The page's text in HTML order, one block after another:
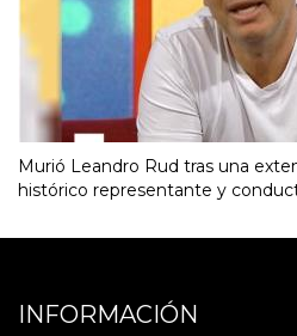
Murió Leandro Rud tras una
histórico representante y
INFORMACIÓN